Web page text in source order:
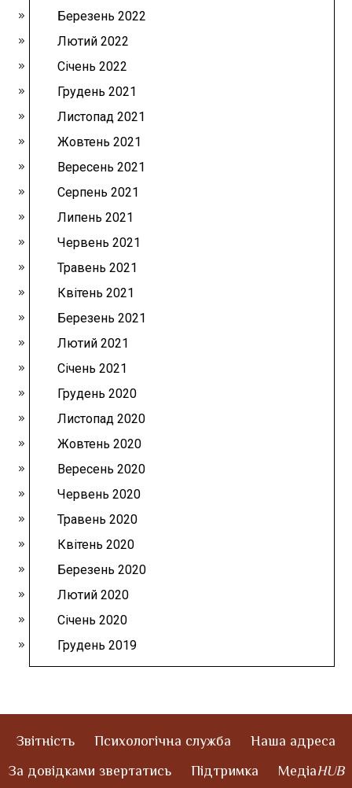
Березень 2022
Лютий 2022
Січень 2022
Грудень 2021
Листопад 2021
Жовтень 2021
Вересень 2021
Серпень 2021
Липень 2021
Червень 2021
Травень 2021
Квітень 2021
Березень 2021
Лютий 2021
Січень 2021
Грудень 2020
Листопад 2020
Жовтень 2020
Вересень 2020
Червень 2020
Травень 2020
Квітень 2020
Березень 2020
Лютий 2020
Січень 2020
Грудень 2019
Звітність Психологічна служба
Наша адреса
За довідками звертатись
Підтримка МедіаHUB